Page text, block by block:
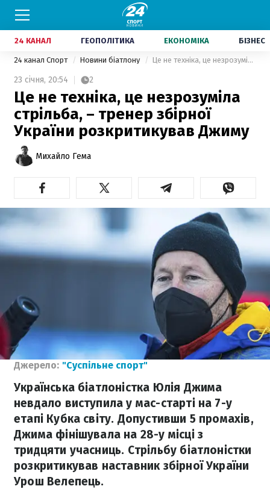
24 КАНАЛ ГЕОПОЛІТИКА ЕКОНОМІКА БІЗНЕС
24 канал Спорт Новини біатлону Це не техніка, це незрозуміла стрільба, – тренер збірної України розкритикував Джиму
23 січня, 20:54 2
Це не техніка, це незрозуміла
стрільба, – тренер збірної
України розкритикував Джиму
Михайло Гема
Джерело: "Суспільне спорт"
Українська біатлоністка Юлія Джима
невдало виступила у мас-старті на 7-у
етапі Кубка світу. Допустивши 5 промахів,
Джима фінішувала на 28-у місці з
тридцяти учасниць. Стрільбу біатлоністки
розкритикував наставник збірної України
Урош Велепець.